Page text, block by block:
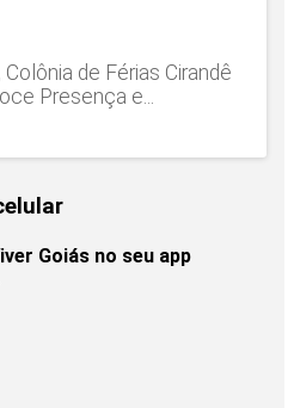
de Férias Cirandê
Presença e...
Goiás no seu app